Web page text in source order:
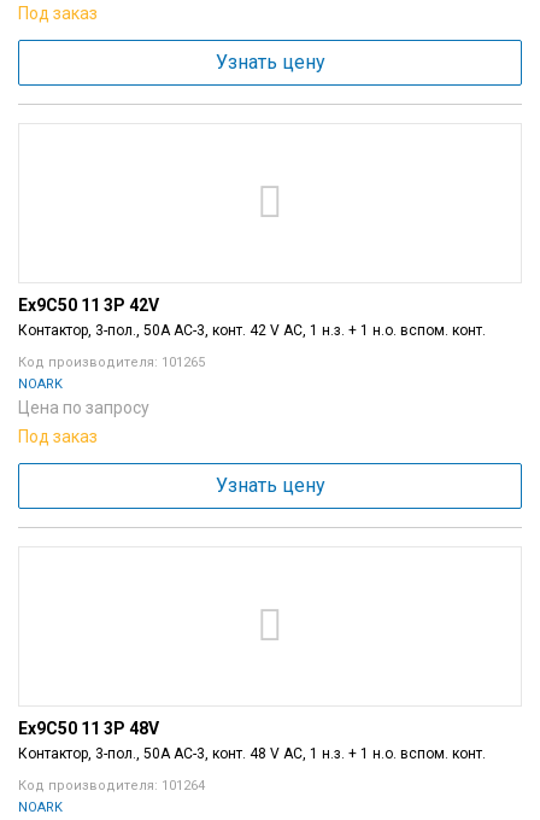
Под заказ
Узнать цену
Ex9C50 11 3P 42V
Контактор, 3-пол., 50A AC-3, конт. 42 V AC, 1 н.з. + 1 н.о. вспом. конт.
Код производителя: 101265
NOARK
Цена по запросу
Под заказ
Узнать цену
Ex9C50 11 3P 48V
Контактор, 3-пол., 50A AC-3, конт. 48 V AC, 1 н.з. + 1 н.о. вспом. конт.
Код производителя: 101264
NOARK